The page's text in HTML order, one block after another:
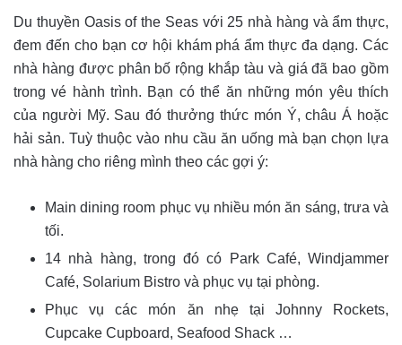
Du thuyền Oasis of the Seas với 25 nhà hàng và ẩm thực,
đem đến cho bạn cơ hội khám phá ẩm thực đa dạng. Các
nhà hàng được phân bố rộng khắp tàu và giá đã bao gồm
trong vé hành trình. Bạn có thể ăn những món yêu thích
của người Mỹ. Sau đó thưởng thức món Ý, châu Á hoặc
hải sản. Tuỳ thuộc vào nhu cầu ăn uống mà bạn chọn lựa
nhà hàng cho riêng mình theo các gợi ý:
Main dining room phục vụ nhiều món ăn sáng, trưa và
tối.
14 nhà hàng, trong đó có Park Café, Windjammer
Café, Solarium Bistro và phục vụ tại phòng.
Phục vụ các món ăn nhẹ tại Johnny Rockets,
Cupcake Cupboard, Seafood Shack …